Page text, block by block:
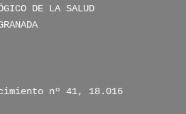
DE LA SALUD
nº 41, 18.016